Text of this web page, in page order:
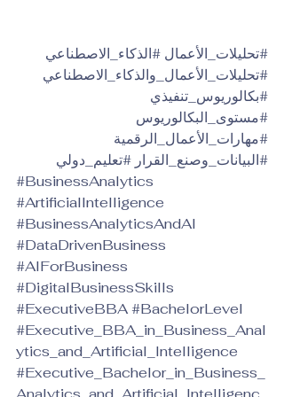
#تحليلات_الأعمال #الذكاء_الاصطناعي
#تحليلات_الأعمال_والذكاء_الاصطناعي
#بكالوريوس_تنفيذي
#مستوى_البكالوريوس
#مهارات_الأعمال_الرقمية
#البيانات_وصنع_القرار #تعليم_دولي
#BusinessAnalytics
#ArtificialIntelligence
#BusinessAnalyticsAndAI
#DataDrivenBusiness
#AIForBusiness
#DigitalBusinessSkills
#ExecutiveBBA#BachelorLevel
#Executive_BBA_in_Business_Anal
ytics_and_Artificial_Intelligence
#Executive_Bachelor_in_Business_